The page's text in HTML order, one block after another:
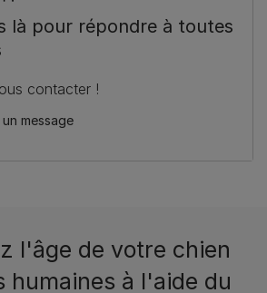
là pour répondre à toutes
contacter !
message
l'âge de votre chien
humaines à l'aide du